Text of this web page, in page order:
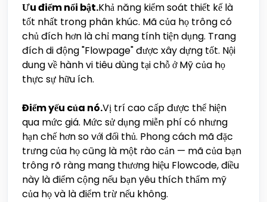
Ưu điểm nổi bật.Khả năng kiểm soát thiết kế là
tốt nhất trong phân khúc. Mã của họ trông có
chủ đích hơn là chỉ mang tính tiện dụng. Trang
đích di động "Flowpage" được xây dựng tốt. Nội
dung về hành vi tiêu dùng tại chỗ ở Mỹ của họ
thực sự hữu ích.
Điểm yếu của nó.Vị trí cao cấp được thể hiện
qua mức giá. Mức sử dụng miễn phí có nhưng
hạn chế hơn so với đối thủ. Phong cách mã đặc
trưng của họ cũng là một rào cản — mã của bạn
trông rõ ràng mang thương hiệu Flowcode, điều
này là điểm cộng nếu bạn yêu thích thẩm mỹ
của họ và là điểm trừ nếu không.